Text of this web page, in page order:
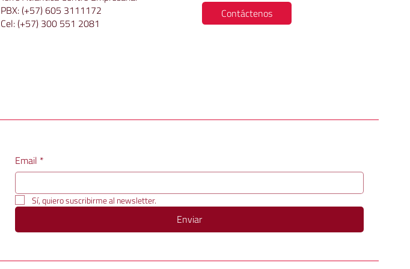
PBX:(+57) 605 3111172
Cel:(+57) 300 551 2081
Contáctenos
Email *
Sí, quiero suscribirme al newsletter.
Enviar